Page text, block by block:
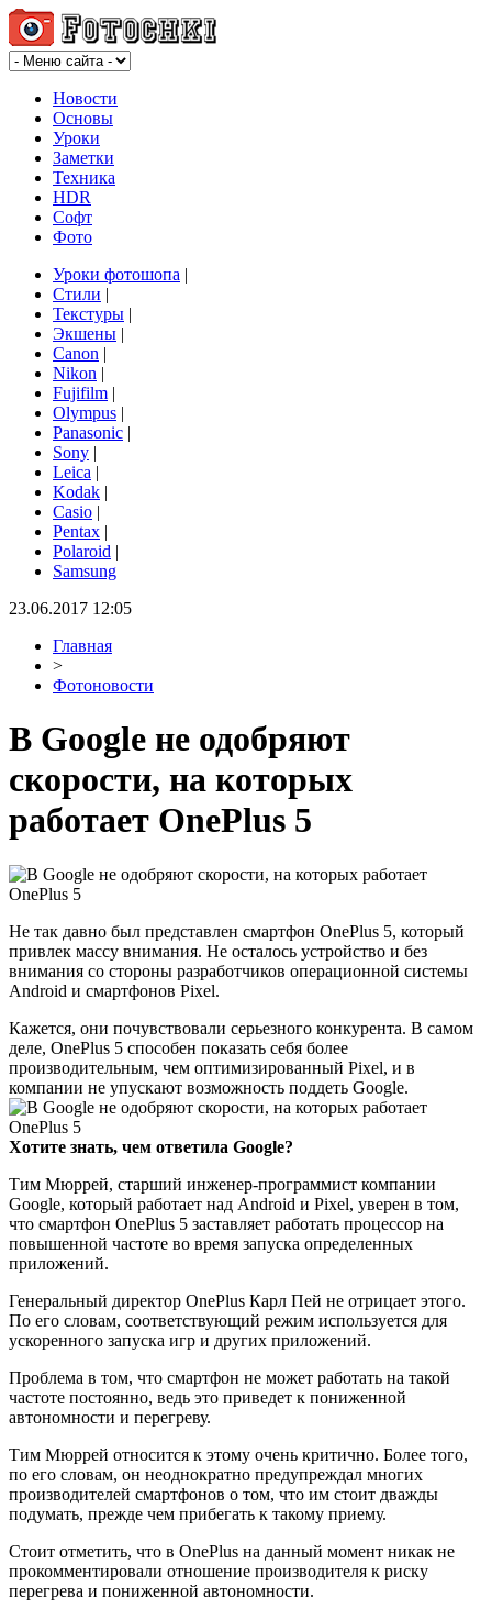
Новости
Основы
Уроки
Заметки
Техника
HDR
Софт
Фото
Уроки фотошопа |
Стили |
Текстуры |
Экшены |
Canon |
Nikon |
Fujifilm |
Olympus |
Panasonic |
Sony |
Leica |
Kodak |
Casio |
Pentax |
Polaroid |
Samsung
23.06.2017 12:05
Главная
>
Фотоновости
В Google не одобряют
скорости, на которых
работает OnePlus 5
Не так давно был представлен смартфон OnePlus 5, который
привлек массу внимания. Не осталось устройство и без
внимания со стороны разработчиков операционной системы
Android и смартфонов Pixel.
Кажется, они почувствовали серьезного конкурента. В самом
деле, OnePlus 5 способен показать себя более
производительным, чем оптимизированный Pixel, и в
компании не упускают возможность поддеть Google.
Хотите знать, чем ответила Google?
Тим Мюррей, старший инженер-программист компании
Google, который работает над Android и Pixel, уверен в том,
что смартфон OnePlus 5 заставляет работать процессор на
повышенной частоте во время запуска определенных
приложений.
Генеральный директор OnePlus Карл Пей не отрицает этого.
По его словам, соответствующий режим используется для
ускоренного запуска игр и других приложений.
Проблема в том, что смартфон не может работать на такой
частоте постоянно, ведь это приведет к пониженной
автономности и перегреву.
Тим Мюррей относится к этому очень критично. Более того,
по его словам, он неоднократно предупреждал многих
производителей смартфонов о том, что им стоит дважды
подумать, прежде чем прибегать к такому приему.
Стоит отметить, что в OnePlus на данный момент никак не
прокомментировали отношение производителя к риску
перегрева и пониженной автономности.